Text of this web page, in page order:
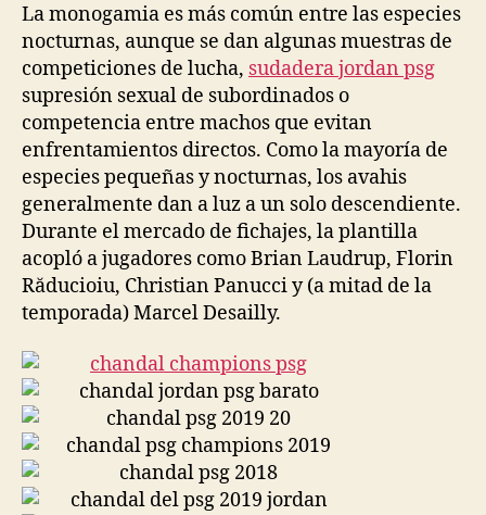
La monogamia es más común entre las especies
nocturnas, aunque se dan algunas muestras de
competiciones de lucha, sudadera jordan psg
supresión sexual de subordinados o
competencia entre machos que evitan
enfrentamientos directos. Como la mayoría de
especies pequeñas y nocturnas, los avahis
generalmente dan a luz a un solo descendiente.
Durante el mercado de fichajes, la plantilla
acopló a jugadores como Brian Laudrup, Florin
Răducioiu, Christian Panucci y (a mitad de la
temporada) Marcel Desailly.